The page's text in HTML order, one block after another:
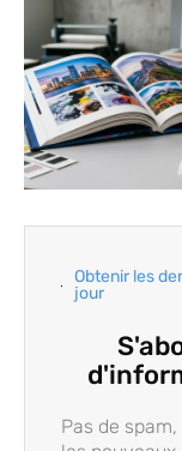
Obtenir les
jour
Pas de